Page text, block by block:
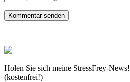
Holen Sie sich meine StressFrey-News!
(kostenfrei!)